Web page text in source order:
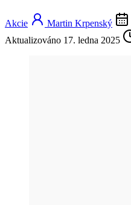
Akcie Martin Krpenský
Aktualizováno 17. ledna 2025